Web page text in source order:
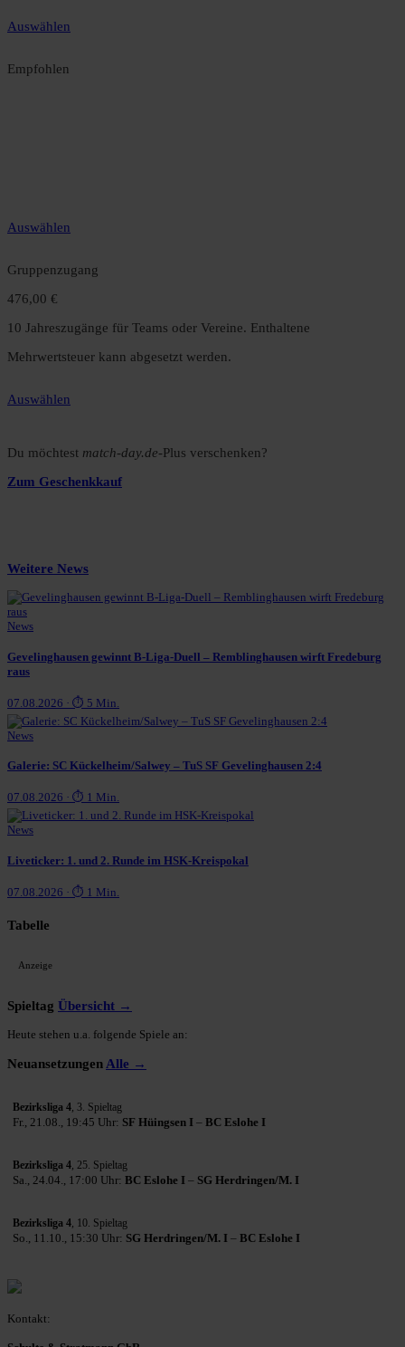
Auswählen
Empfohlen
Auswählen
Gruppenzugang
476,00 €
10 Jahreszugänge für Teams oder Vereine. Enthaltene
Mehrwertsteuer kann abgesetzt werden.
Auswählen
Du möchtest match-day.de-Plus verschenken?
Zum Geschenkkauf
Weitere News
News
Gevelinghausen gewinnt B-Liga-Duell – Remblinghausen wirft Fredeburg
raus
07.08.2026 · ⏱ 5 Min.
News
Galerie: SC Kückelheim/Salwey – TuS SF Gevelinghausen 2:4
07.08.2026 · ⏱ 1 Min.
News
Liveticker: 1. und 2. Runde im HSK-Kreispokal
07.08.2026 · ⏱ 1 Min.
Tabelle
Anzeige
Spieltag Übersicht →
Heute stehen u.a. folgende Spiele an:
Neuansetzungen Alle →
Bezirksliga 4, 3. Spieltag
Fr., 21.08., 19:45 Uhr: SF Hüingsen I – BC Eslohe I
Bezirksliga 4, 25. Spieltag
Sa., 24.04., 17:00 Uhr: BC Eslohe I – SG Herdringen/M. I
Bezirksliga 4, 10. Spieltag
So., 11.10., 15:30 Uhr: SG Herdringen/M. I – BC Eslohe I
Kontakt: